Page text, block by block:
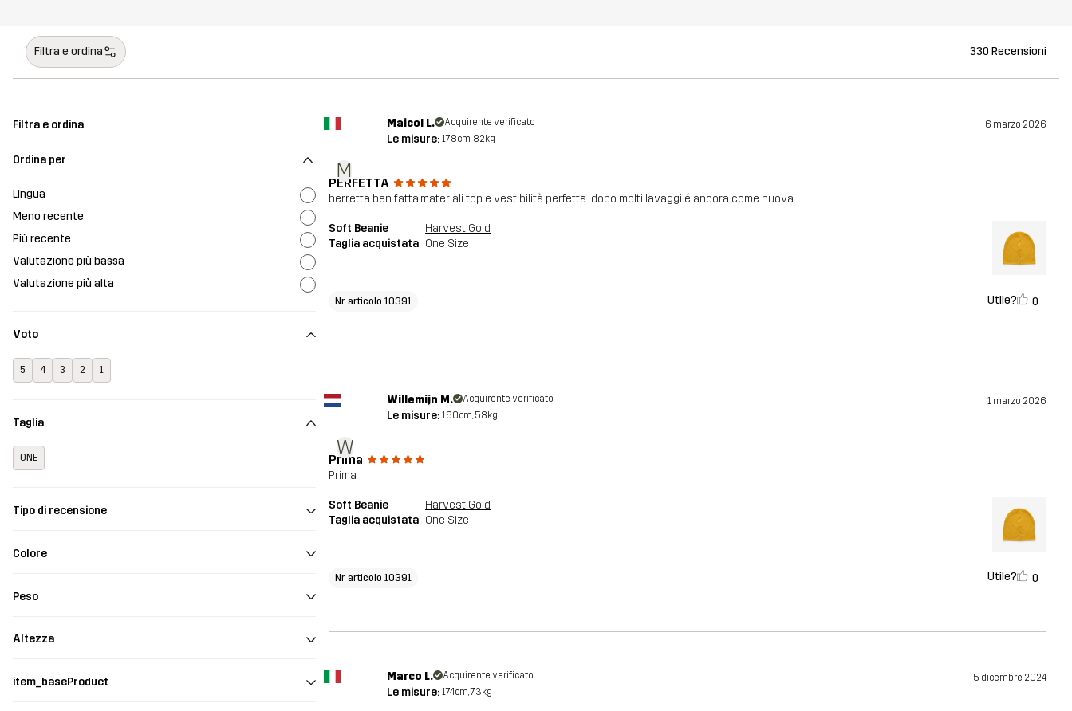
Filtra e ordina 330 Recensioni
Filtra e ordina
Ordina per
Lingua
Meno recente
Più recente
Valutazione più bassa
Valutazione più alta
Voto
5 4 3 2 1
Taglia
ONE
Tipo di recensione
Colore
Peso
Altezza
item_baseProduct
M
Maicol L. Acquirente verificato 6 marzo 2026
Le misure: 178cm, 82kg
PERFETTA
berretta ben fatta,materiali top e vestibilità perfetta...dopo molti lavaggi é ancora come nuova...
Soft Beanie
Harvest Gold
Taglia acquistata One Size
Nr articolo 10391 Utile? 0
W
Willemijn M. Acquirente verificato 1 marzo 2026
Le misure: 160cm, 58kg
Prima
Prima
Soft Beanie
Harvest Gold
Taglia acquistata One Size
Nr articolo 10391 Utile? 0
Marco L. Acquirente verificato 5 dicembre 2024
Le misure: 174cm, 73kg